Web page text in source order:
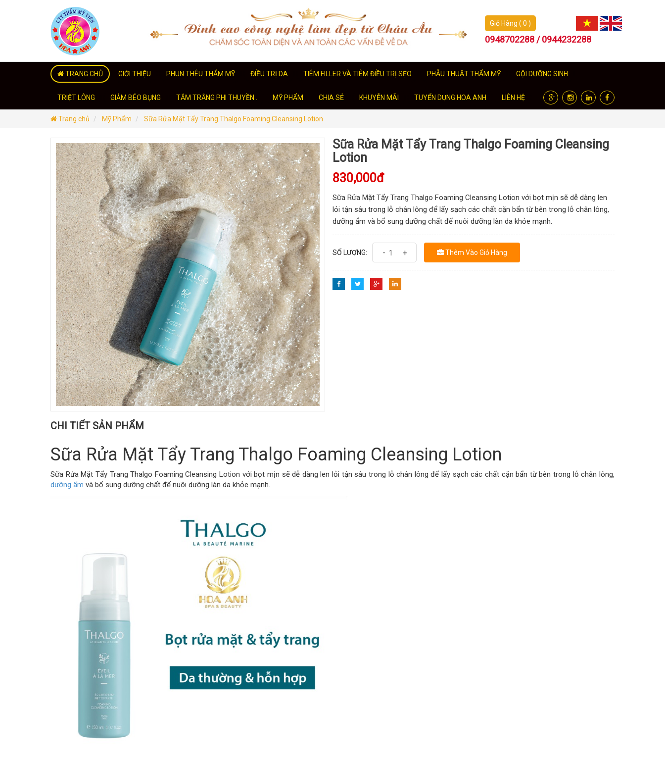
Giỏ Hàng ( 0 )
0948702288 / 0944232288
TRANG CHỦ GIỚI THIỆU PHUN THÊU THẨM MỸ ĐIỀU TRỊ DA TIÊM FILLER VÀ TIÊM ĐIỀU TRỊ SẸO PHẪU THUẬT THẨM MỸ GỘI DƯỠNG SINH
TRIỆT LÔNG GIẢM BÉO BỤNG TẮM TRẮNG PHI THUYỀN . MỸ PHẨM CHIA SẺ KHUYỄN MÃI TUYỂN DỤNG HOA ANH LIÊN HỆ
Trang chủ Mỹ Phẩm Sữa Rửa Mặt Tẩy Trang Thalgo Foaming Cleansing Lotion
Sữa Rửa Mặt Tẩy Trang Thalgo Foaming Cleansing
Lotion
830,000đ
Sữa Rửa Mặt Tẩy Trang Thalgo Foaming Cleansing Lotion với bọt mịn sẽ dễ dàng len
lỏi tận sâu trong lỗ chân lông để lấy sạch các chất cặn bẩn từ bên trong lỗ chân lông,
dưỡng ẩm và bổ sung dưỡng chất để nuôi dưỡng làn da khỏe mạnh.
SỐ LƯỢNG: - + Thêm Vào Giỏ Hàng
CHI TIẾT SẢN PHẨM
Sữa Rửa Mặt Tẩy Trang Thalgo Foaming Cleansing Lotion
Sữa Rửa Mặt Tẩy Trang Thalgo Foaming Cleansing Lotion với bọt mịn sẽ dễ dàng len lỏi tận sâu trong lỗ chân lông để lấy sạch các chất cặn bẩn từ bên trong lỗ chân lông,
dưỡng ẩm và bổ sung dưỡng chất để nuôi dưỡng làn da khỏe mạnh.